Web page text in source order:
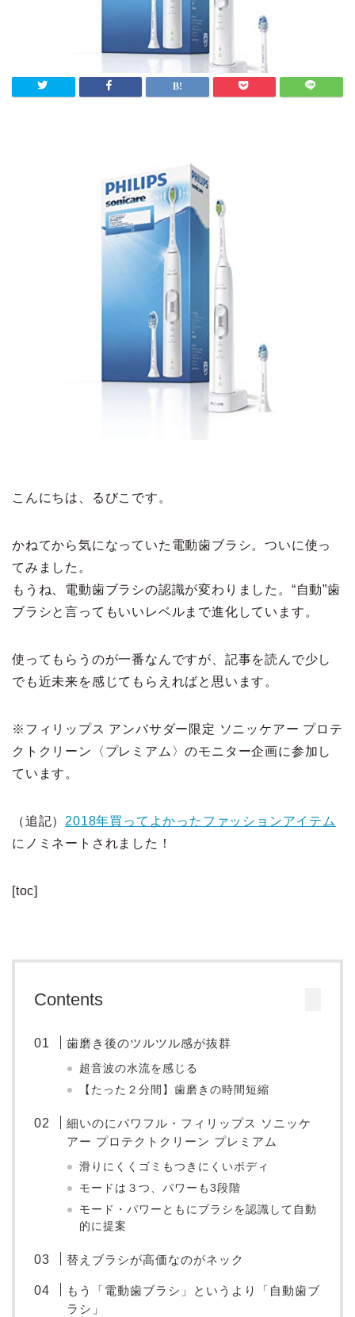
こんにちは、るびこです。
かねてから気になっていた電動歯ブラシ。ついに使っ
てみました。
もうね、電動歯ブラシの認識が変わりました。“自動”歯
ブラシと言ってもいいレベルまで進化しています。
使ってもらうのが一番なんですが、記事を読んで少し
でも近未来を感じてもらえればと思います。
※フィリップス アンバサダー限定 ソニッケアー プロテ
クトクリーン〈プレミアム〉のモニター企画に参加し
ています。
（追記） 2018年買ってよかったファッションアイテム
にノミネートされました！
[toc]
Contents
歯磨き後のツルツル感が抜群
超音波の水流を感じる
【たった２分間】歯磨きの時間短縮
細いのにパワフル・フィリップス ソニッケ
アー プロテクトクリーン プレミアム
滑りにくくゴミもつきにくいボディ
モードは３つ、パワーも3段階
モード・パワーともにブラシを認識して自動
的に提案
替えブラシが高価なのがネック
もう「電動歯ブラシ」というより「自動歯ブ
ラシ」